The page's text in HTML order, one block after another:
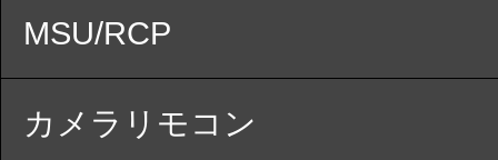
MSU/RCP
カメラリモコン